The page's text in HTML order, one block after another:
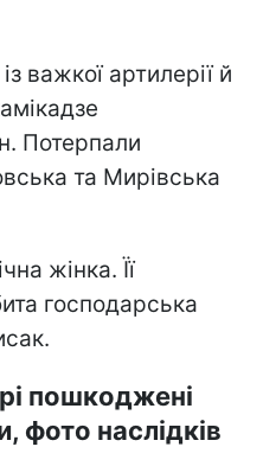
важкої артилерії й
Потерпали
та Мирівська
жінка. Її
господарська
пошкоджені
фото наслідків